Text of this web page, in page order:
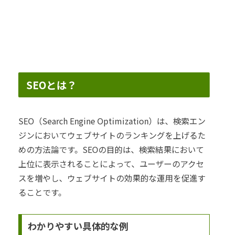
SEOとは？
SEO（Search Engine Optimization）は、検索エン
ジンにおいてウェブサイトのランキングを上げるた
めの方法論です。SEOの目的は、検索結果において
上位に表示されることによって、ユーザーのアクセ
スを増やし、ウェブサイトの効果的な運用を促進す
ることです。
わかりやすい具体的な例